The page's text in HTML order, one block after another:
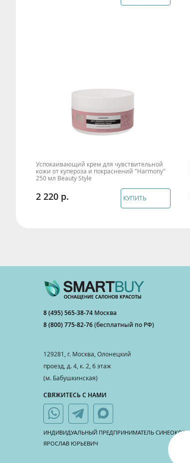
Успокаивающий крем для чувствительной
кожи от купероза и покраснений "Harmony"
250 мл Beauty Style
2 220 КУПИТЬ
8 (495) 565-38-74 Москва
8 (800) 775-82-76(бесплатный по РФ)
129281, г. Москва, Олонецкий
проезд, д. 4, к. 2, 6 этаж
(м. Бабушкинская)
СВЯЖИТЕСЬ С НАМИ
ИНДИВИДУАЛЬНЫЙ ПРЕДПРИНИМАТЕЛЬ СИНЕОКОВ
ЯРОСЛАВ ЮРЬЕВИЧ